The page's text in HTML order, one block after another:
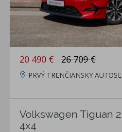
20 490 € 26 709 €
PRVÝ TRENČIANSKY
Volkswagen Tiguan
4x4